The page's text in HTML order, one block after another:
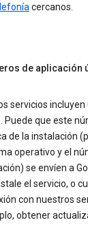
cercanos.
de aplicación
servicios
Puede que este
de la instalación
operativo y el
se envíen a
el servicio, o
con nuestros
obtener